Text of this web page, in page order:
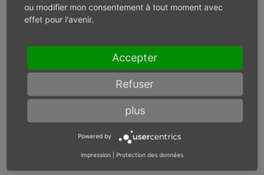
Max. puissance
d'alimentation
Vitesse en charge
ou modifier mon consentement à tout moment avec
effet pour l'avenir.
Accepter
Refuser
plus
Powered by
impression Protection des données